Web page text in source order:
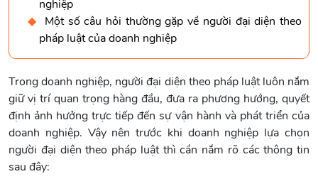
nghiệp
Một số câu hỏi thường gặp về người đại diện theo
pháp luật của doanh nghiệp
Trong doanh nghiệp, người đại diện theo pháp luật luôn nắm
giữ vị trí quan trọng hàng đầu, đưa ra phương hướng, quyết
định ảnh hưởng trực tiếp đến sự vận hành và phát triển của
doanh nghiệp. Vậy nên trước khi doanh nghiệp lựa chọn
người đại diện theo pháp luật thì cần nắm rõ các thông tin
sau đây: